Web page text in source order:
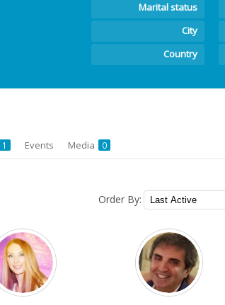
Marital status
City
Country
1 Events Media 0
Order By: